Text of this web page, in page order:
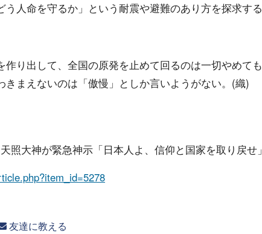
う人命を守るか」という耐震や避難のあり方を探求する
作り出して、全国の原発を止めて回るのは一切やめても
きまえないのは「傲慢」としか言いようがない。(織)
照大神が緊急神示「日本人よ、信仰と国家を取り戻せ」
友達に教える